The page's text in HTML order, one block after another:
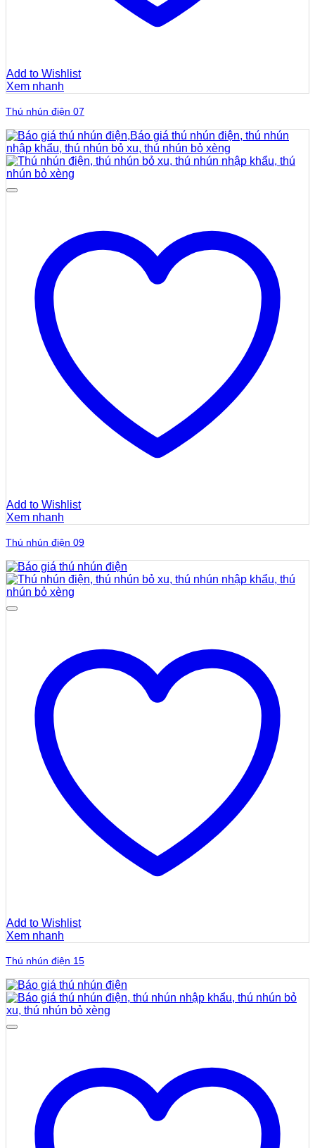
Add to Wishlist
Xem nhanh
Thú nhún điện 07
Add to Wishlist
Xem nhanh
Thú nhún điện 09
Add to Wishlist
Xem nhanh
Thú nhún điện 15